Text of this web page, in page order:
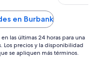
en Burbank
las últimas 24 horas para una
Los precios y la disponibilidad
se apliquen más términos.